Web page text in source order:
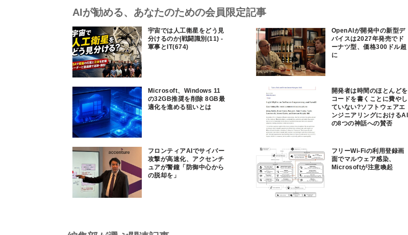
AIが勧める、あなたのための会員限定記事
宇宙では人工衛星をどう見
分けるのか|戦闘識別(11) -
軍事とIT(674)
OpenAIが開発中の新型デ
バイスは2027年発売でド
ーナツ型、価格300ドル超
に
Microsoft、Windows 11
の32GB推奨を削除 8GB最
適化を進める狙いとは
開発者は時間のほとんどを
コードを書くことに費やし
ていない?ソフトウェアエ
ンジニアリングにおけるAI
の8つの神話への賛否
フロンティアAIでサイバー
攻撃が高速化、アクセンチ
ュアが警鐘「防御中心から
の脱却を」
フリーWi-Fiの利用登録画
面でマルウェア感染、
Microsoftが注意喚起